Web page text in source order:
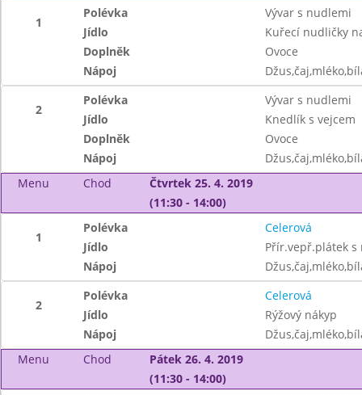
1
Polévka
Vývar s nudlemi
Jídlo
Kuřecí nudličky
Doplněk
Ovoce
Nápoj
2
Polévka
Vývar s nudlemi
Jídlo
Knedlík s vejcem
Doplněk
Ovoce
Nápoj
Menu
Chod
Čtvrtek 25. 4. 2019
(11:30 - 14:00)
1
Polévka
Celerová
Jídlo
Přír.vepř.plátek s
Nápoj
2
Polévka
Celerová
Jídlo
Rýžový nákyp
Nápoj
Menu
Chod
Pátek 26. 4. 2019
(11:30 - 14:00)